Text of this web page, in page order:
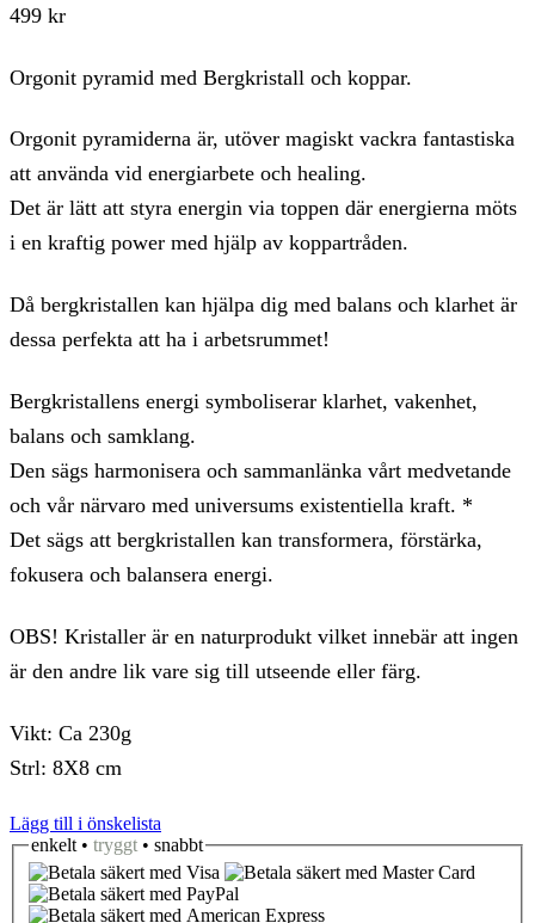
499 kr
Orgonit pyramid med Bergkristall och koppar.
Orgonit pyramiderna är, utöver magiskt vackra fantastiska
att använda vid energiarbete och healing.
Det är lätt att styra energin via toppen där energierna möts
i en kraftig power med hjälp av koppartråden.
Då bergkristallen kan hjälpa dig med balans och klarhet är
dessa perfekta att ha i arbetsrummet!
Bergkristallens energi symboliserar klarhet, vakenhet,
balans och samklang.
Den sägs harmonisera och sammanlänka vårt medvetande
och vår närvaro med universums existentiella kraft. *
Det sägs att bergkristallen kan transformera, förstärka,
fokusera och balansera energi.
OBS! Kristaller är en naturprodukt vilket innebär att ingen
är den andre lik vare sig till utseende eller färg.
Vikt: Ca 230g
Strl: 8X8 cm
Lägg till i önskelista
enkelt • tryggt • snabbt